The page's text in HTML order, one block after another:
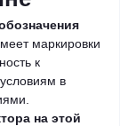
маркировки
к
в
на этой